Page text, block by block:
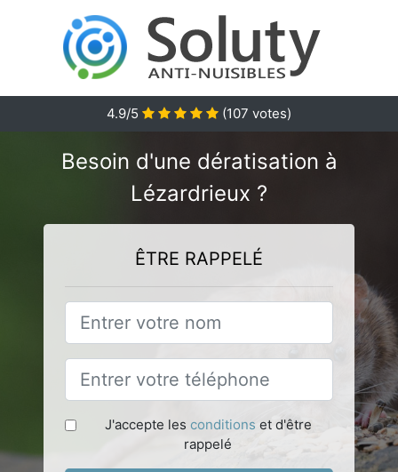
4.9/5 (107 votes)
Besoin d'une dératisation à
Lézardrieux ?
ÊTRE RAPPELÉ
J'accepte les conditions et d'être
rappelé